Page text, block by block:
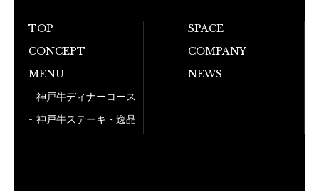
TOP
CONCEPT
MENU
神戸牛ディナーコース
神戸牛ステーキ・逸品
SPACE
COMPANY
NEWS
お電話でのご予